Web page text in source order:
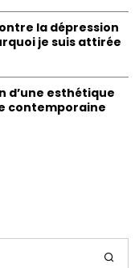
la dépression
je suis attirée
d’une esthétique
contemporaine